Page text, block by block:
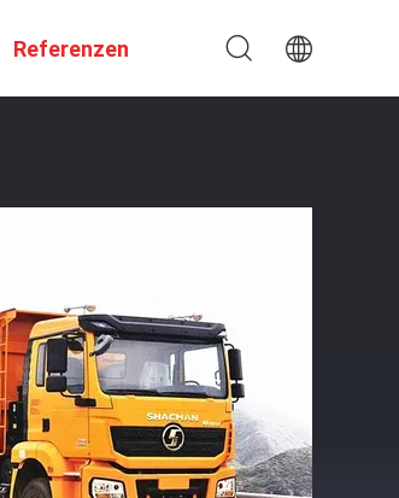
Referenzen